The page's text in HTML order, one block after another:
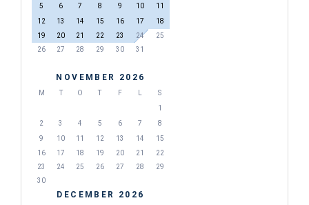
5
6 7 8 9 10
11
12
13 14 15 16 17
18
19
20 21 22 23 24
25
26
27 28 29 30 31
NOVEMBER 2026
M T O T F
S
1
2
3 4 5 6 7
8
9
10 11 12 13 14
15
16
17 18 19 20 21
22
23
24 25 26 27 28
29
30
DECEMBER 2026